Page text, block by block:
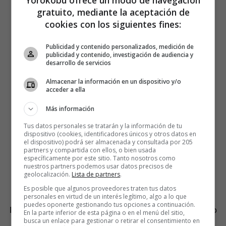
De todas las quimeras posibles, la más escurridiza es eso
que conocemos comopareja , porque lo es en las dos
gratuito, mediante la aceptación de
cookies con los siguientes fines:
Publicidad y contenido personalizados, medición de
publicidad y contenido, investigación de audiencia y
desarrollo de servicios
Almacenar la información en un dispositivo y/o
acceder a ella
Más información
Tus datos personales se tratarán y la información de tu
dispositivo (cookies, identificadores únicos y otros datos en
el dispositivo) podrá ser almacenada y consultada por 205
partners y compartida con ellos, o bien usada
específicamente por este sitio. Tanto nosotros como
nuestros partners podemos usar datos precisos de
geolocalización. Lista de partners.
Es posible que algunos proveedores traten tus datos
personales en virtud de un interés legítimo, algo a lo que
puedes oponerte gestionando tus opciones a continuación.
En la parte inferior de esta página o en el menú del sitio,
busca un enlace para gestionar o retirar el consentimiento en